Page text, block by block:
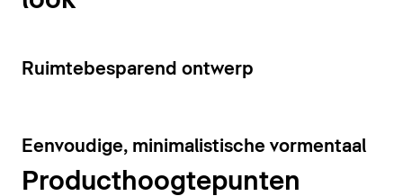
ruimtebesparend.
Urinoirs weergeven
10
Ruimtebesparend ontwerp
6
Eenvoudige, minimalistische vormentaal
Producthoogtepunten